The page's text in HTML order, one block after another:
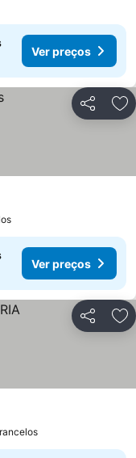
Ver preços
Partilhar
Ver preços
Partilhar